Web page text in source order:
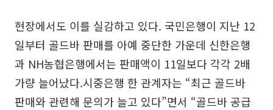
현장에서도 이를 실감하고 있다. 국민은행이 지난 12
일부터 골드바 판매를 아예 중단한 가운데 신한은행
과 NH농협은행에서는 판매액이 11일보다 각각 2배
가량 늘어났다.시중은행 한 관계자는 “최근 골드바
판매와 관련해 문의가 늘고 있다”면서 “골드바 공급